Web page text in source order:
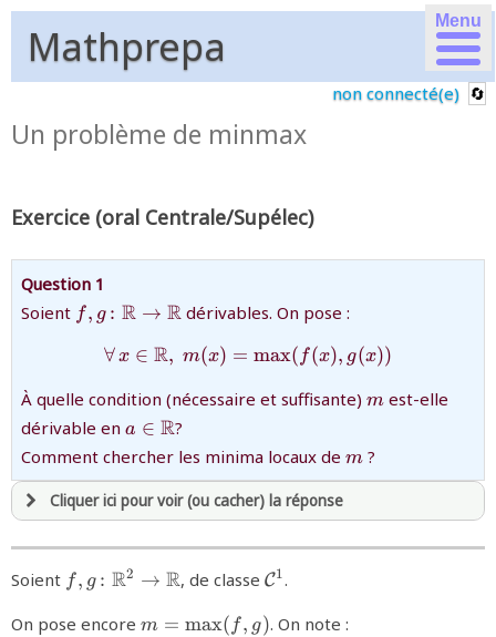
Menu
Mathprepa
non connecté(e)
Un problème de minmax
Exercice (oral Centrale/Supélec)
Question 1
Soient {f,g\colon\mathbb{R}\to\mathbb{R}}
f, g : R → Rdérivables. On pose :
{\forall\, x \in
∀x ∈ R, m(x) = max( f(x), g(x))
À quelle condition (nécessaire et suffisante) {m}
m est-elle
dérivable en {a\in\mathbb{R}}
a ∈ R?
Comment chercher les minima locaux de {m}
m ?
Cliquer ici pour voir (ou cacher) la réponse
et êtreconnecté au site
Soient {f,g\colon\mathbb{R}^{2}\to\mathbb{R}}
f, g : R2 → R, de classe {{\mathcal
C1.
On pose encore {m=\max
m = max( f, g). On note :